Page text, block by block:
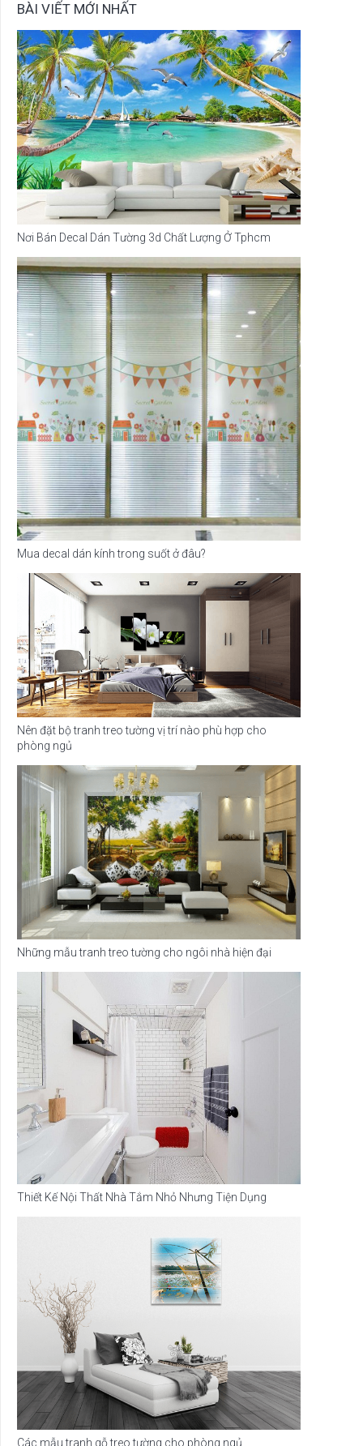
BÀI VIẾT MỚI NHẤT
Nơi Bán Decal Dán Tường 3d Chất Lượng Ở Tphcm
Mua decal dán kính trong suốt ở đâu?
Nên đặt bộ tranh treo tường vị trí nào phù hợp cho
phòng ngủ
Những mẫu tranh treo tường cho ngôi nhà hiện đại
Thiết Kế Nội Thất Nhà Tắm Nhỏ Nhưng Tiện Dụng
Các mẫu tranh gỗ treo tường cho phòng ngủ